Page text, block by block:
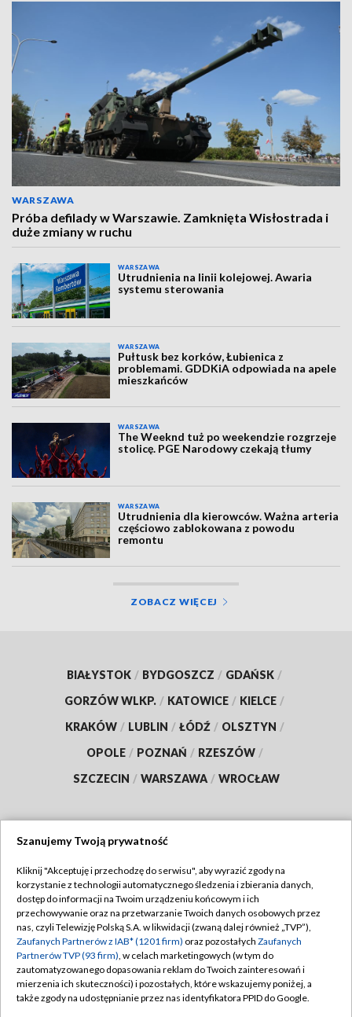
WARSZAWA
Próba defilady w Warszawie. Zamknięta Wisłostrada i
duże zmiany w ruchu
WARSZAWA
Utrudnienia na linii kolejowej. Awaria
systemu sterowania
WARSZAWA
Pułtusk bez korków, Łubienica z
problemami. GDDKiA odpowiada na apele
mieszkańców
WARSZAWA
The Weeknd tuż po weekendzie rozgrzeje
stolicę. PGE Narodowy czekają tłumy
WARSZAWA
Utrudnienia dla kierowców. Ważna arteria
częściowo zablokowana z powodu
remontu
ZOBACZ WIĘCEJ
BIAŁYSTOK / BYDGOSZCZ / GDAŃSK /
GORZÓW WLKP. / KATOWICE / KIELCE /
KRAKÓW / LUBLIN / ŁÓDŹ / OLSZTYN /
OPOLE / POZNAŃ / RZESZÓW /
SZCZECIN / WARSZAWA / WROCŁAW
TVP
Abonament TVP
Emisja w TVP
Centrum informacji TVP
Naziemna Telewizja Cyfrowa
Regulamin TVP
Polityka prywatności
Moje zgody
Pomoc
Szanujemy Twoją prywatność
Kliknij "Akceptuję i przechodzę do serwisu", aby wyrazić zgody na
korzystanie z technologii automatycznego śledzenia i zbierania danych,
dostęp do informacji na Twoim urządzeniu końcowym i ich
przechowywanie oraz na przetwarzanie Twoich danych osobowych przez
nas, czyli Telewizję Polską S.A. w likwidacji (zwaną dalej również „TVP”),
Zaufanych Partnerów z IAB* (1201 firm) oraz pozostałych Zaufanych
Partnerów TVP (93 firm), w celach marketingowych (w tym do
zautomatyzowanego dopasowania reklam do Twoich zainteresowań i
mierzenia ich skuteczności) i pozostałych, które wskazujemy poniżej, a
także zgody na udostępnianie przez nas identyfikatora PPID do Google.